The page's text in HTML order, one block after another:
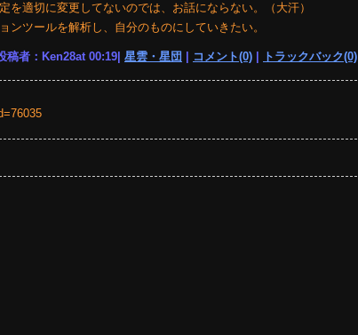
適切に変更してないのでは、お話にならない。（大汗）
ツールを解析し、自分のものにしていきたい。
稿者：Ken28at 00:19| 星雲・星団 コメント(0) トラックバック(0)